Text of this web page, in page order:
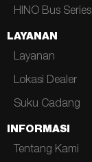
HINO Bus Series
LAYANAN
Layanan
Lokasi Dealer
Suku Cadang
INFORMASI
Tentang Kami